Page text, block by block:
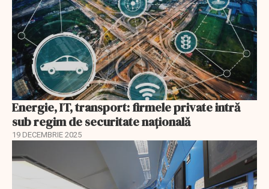
Energie, IT, transport: firmele private intră
sub regim de securitate națională
19 DECEMBRIE 2025